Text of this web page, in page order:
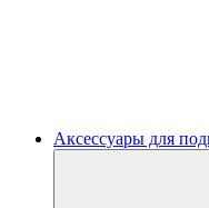
Аксессуары для